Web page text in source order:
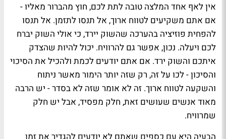
אין לאף אחד המלצה טובה לתת לכם, חוץ מהברור מאליו -
אם אתם משקיעים לטווח ארוך, אל תנסו לתזמן. אל תנסו
להפחית פוזיציה בהערכה שהשוק יירד, כי אולי השוק יברח
לכם ויעלה. נכון, אפשר גם להרוויח. יכול להיות שהצדק
איתכם והשוק ירד. אם אתם יודעים לכמת ולהכיל את הסיכוי
והסיכון - לכו על זה, רק שזה יותר הימור מאשר ניתוח
והשקעה לטווח ארוך. זה לא אומר שזה לא בסדר - יש הרבה
מאוד אנשים שעושים זאת, חלק מפסיד, אבל יש חלק
שמרוויח.